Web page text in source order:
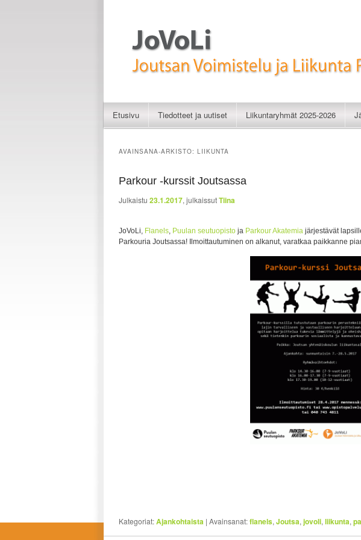
JoVoLi | Joutsan Voimistelu
Siirry sisältöön
Siirry toissijaiseen sisältöön
Etusivu Tiedotteet ja uutiset Liikuntaryhmät 2025-2026
AVAINSANA-ARKISTO: LIIKUNTA
Parkour -kurssit Joutsassa
Julkaistu 23.1.2017, julkaissutTiina
JoVoLi, Flanels, Puulan seutuopisto ja Parkour Akatemia järjestävät
Parkouria Joutsassa! Ilmoittautuminen on alkanut, varatkaa paikkanne
Kategoriat:Ajankohtaista | Avainsanat:flanels, Joutsa, jovoli, liikunta,